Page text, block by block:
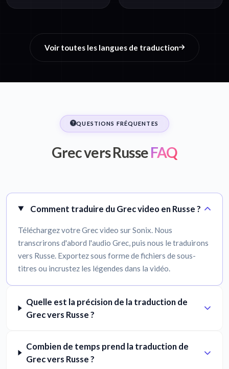
Voir toutes les langues de traduction
QUESTIONS FRÉQUENTES
Grec vers RusseFAQ
Comment traduire du Grec video en Russe ?
Téléchargez votre Grec video sur Sonix. Nous
transcrirons d'abord l'audio Grec, puis nous le traduirons
vers Russe. Exportez sous forme de fichiers de sous-
titres ou incrustez les légendes dans la vidéo.
Quelle est la précision de la traduction de
Grec vers Russe ?
Combien de temps prend la traduction de
Grec vers Russe ?